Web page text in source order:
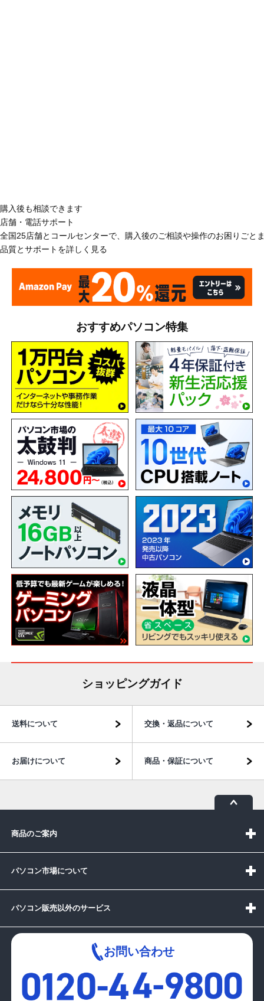
購入後も相談できます
店舗・電話サポート
全国25店舗とコールセンターで、購入後のご相談や操作のお困りごと
品質とサポートを詳しく見る
おすすめパソコン特集
ショッピングガイド
送料について 交換・返品について
お届けについて 商品・保証について
商品のご案内
パソコン市場について
パソコン販売以外のサービス
お問い合わせ